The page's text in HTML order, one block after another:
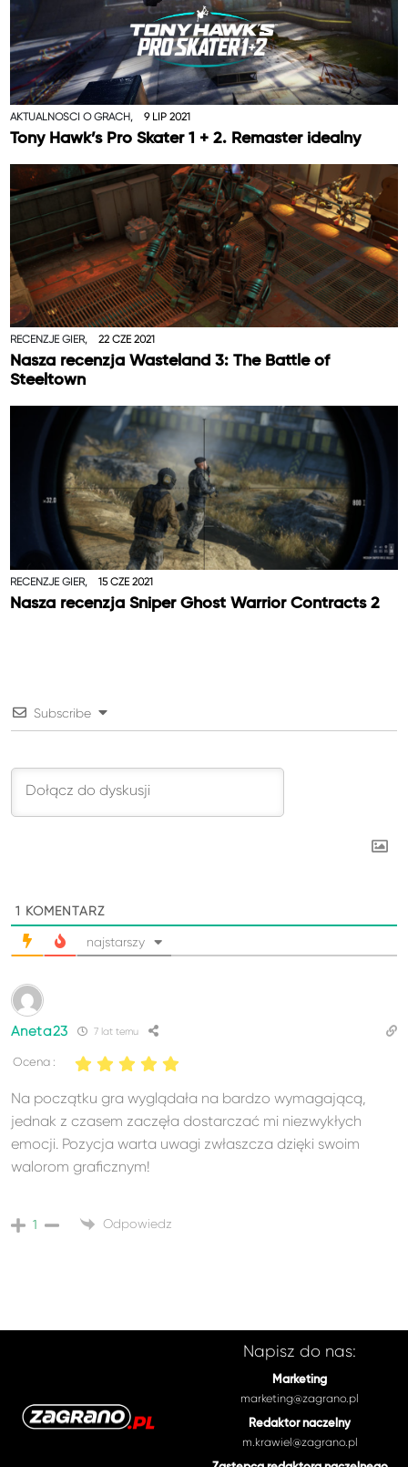
AKTUALNOŚCI O GRACH, 9 LIP 2021
Tony Hawk’s Pro Skater 1 + 2. Remaster idealny
RECENZJE GIER, 22 CZE 2021
Nasza recenzja Wasteland 3: The Battle of
Steeltown
RECENZJE GIER, 15 CZE 2021
Nasza recenzja Sniper Ghost Warrior Contracts 2
Subscribe
1 KOMENTARZ
najstarszy
Aneta23 7 lat temu
Ocena :
Na początku gra wyglądała na bardzo wymagającą,
jednak z czasem zaczęła dostarczać mi niezwykłych
emocji. Pozycja warta uwagi zwłaszcza dzięki swoim
walorom graficznym!
1 Odpowiedz
Napisz do nas:
Marketing
marketing@zagrano.pl
Redaktor naczelny
m.krawiel@zagrano.pl